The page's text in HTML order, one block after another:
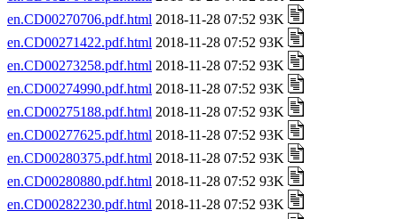
en.CD00270706.pdf.html 2018-11-28 07:52 93K
en.CD00271422.pdf.html 2018-11-28 07:52 93K
en.CD00273258.pdf.html 2018-11-28 07:52 93K
en.CD00274990.pdf.html 2018-11-28 07:52 93K
en.CD00275188.pdf.html 2018-11-28 07:52 93K
en.CD00277625.pdf.html 2018-11-28 07:52 93K
en.CD00280375.pdf.html 2018-11-28 07:52 93K
en.CD00280880.pdf.html 2018-11-28 07:52 93K
en.CD00282230.pdf.html 2018-11-28 07:52 93K